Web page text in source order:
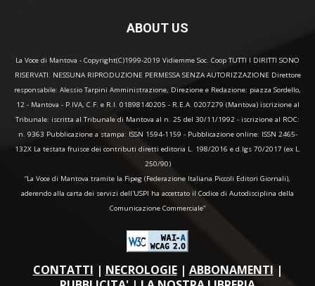
ABOUT US
La Voce di Mantova - Copyright(C)1999-2019 Vidiemme Soc. Coop TUTTI I DIRITTI SONO
RISERVATI. NESSUNA RIPRODUZIONE PERMESSA SENZA AUTORIZZAZIONE Direttore
responsabile: Alessio Tarpini Amministrazione, Direzione e Redazione: piazza Sordello,
12 - Mantova - P.IVA, C.F. e R.I. 01898140205 - R.E.A. 0207279 (Mantova) iscrizione al
Tribunale: iscritta al Tribunale di Mantova al n. 25 del 30/11/1992 - iscrizione al ROC:
n. 9363 Pubblicazione a stampa: ISSN 1594-1159 - Pubblicazione online: ISSN 2465-
132X La testata fruisce dei contributi diretti editoria L. 198/2016 e d.lgs 70/2017 (ex L.
250/90)
“La Voce di Mantova tramite la Fipeg (Federazione Italiana Piccoli Editori Giornali),
aderendo alla carta dei servizi dell'USPI ha accettato il Codice di Autodisciplina della
Comunicazione Commerciale"
CONTATTI | NECROLOGIE| ABBONAMENTI |